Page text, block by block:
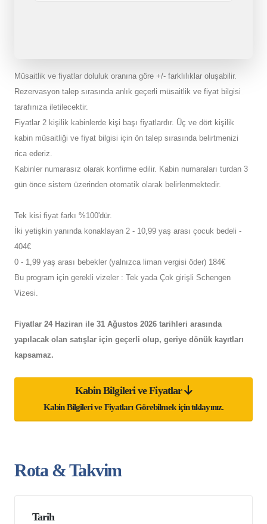
Müsaitlik ve fiyatlar doluluk oranına göre +/- farklılıklar oluşabilir.
Rezervasyon talep sırasında anlık geçerli müsaitlik ve fiyat bilgisi
tarafınıza iletilecektir.
Fiyatlar 2 kişilik kabinlerde kişi başı fiyatlardır. Üç ve dört kişilik
kabin müsaitliği ve fiyat bilgisi için ön talep sırasında belirtmenizi
rica ederiz.
Kabinler numarasız olarak konfirme edilir. Kabin numaraları turdan 3
gün önce sistem üzerinden otomatik olarak belirlenmektedir.
Tek kisi fiyat farkı %100'dür.
İki yetişkin yanında konaklayan 2 - 10,99 yaş arası çocuk bedeli -
404€
0 - 1,99 yaş arası bebekler (yalnızca liman vergisi öder) 184€
Bu program için gerekli vizeler : Tek yada Çok girişli Schengen
Vizesi.
Fiyatlar 24 Haziran ile 31 Ağustos 2026 tarihleri arasında
yapılacak olan satışlar için geçerli olup, geriye dönük kayıtları
kapsamaz.
Kabin Bilgileri ve Fiyatlar
Kabin Bilgileri ve Fiyatları Görebilmek için tıklayınız.
Rota & Takvim
Tarih